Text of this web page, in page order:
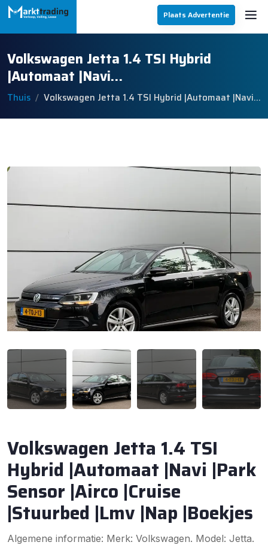
Plaats Advertentie
Volkswagen Jetta 1.4 TSI Hybrid
|Automaat |Navi…
Thuis Volkswagen Jetta 1.4 TSI Hybrid |Automaat |Navi…
Volkswagen Jetta 1.4 TSI
Hybrid |Automaat |Navi |Park
Sensor |Airco |Cruise
|Stuurbed |Lmv |Nap |Boekjes
Algemene informatie: Merk: Volkswagen. Model: Jetta.